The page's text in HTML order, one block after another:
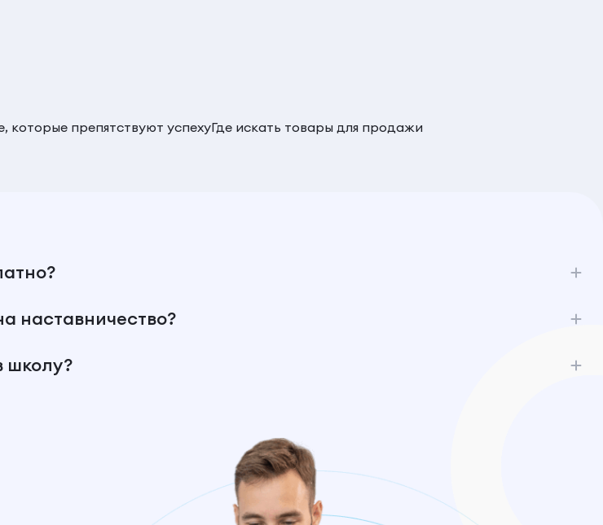
которые препятствуют успехуГде искать товары для продажи
наставничество?
школу?